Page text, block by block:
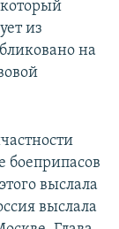
из
на
боеприпасов
выслала
выслала